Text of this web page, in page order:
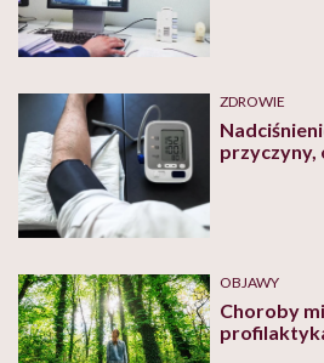
ZDROWIE
przyczyny,
OBJAWY
Choroby